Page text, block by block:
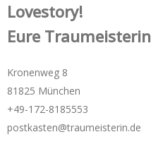
Lovestory!
Eure Traumeisterin
Kronenweg 8
81825 München
+49-172-­8185553
postkasten@traumeisterin.de